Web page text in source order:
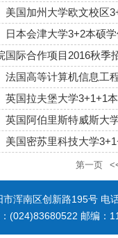
日本会津大学3+2本硕
国际合作项目2016秋季
英国拉夫堡大学3+1+1
第一页
市浑南区创新路195号 电
(024)83680522 邮编：